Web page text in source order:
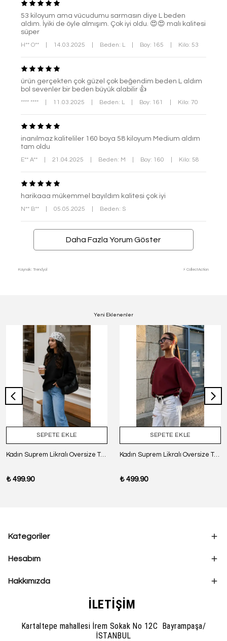
53 kiloyum ama vücudumu sarmasın diye L beden
aldım. İyiki de öyle almışım. Çok iyi oldu. 😍😍 malı kalitesi
süper
H** O** 14.03.2025 Beden: L Boy: 165 Kilo: 53
ürün gerçekten çok güzel çok beğendim beden L aldım
bol sevenler bir beden büyük alabilir 👍
**** **** 11.03.2025 Beden: L Boy: 161 Kilo: 70
inanılmaz kaliteliler 160 boya 58 kiloyum Medium aldım
tam oldu
E** A** 21.04.2025 Beden: M Boy: 160 Kilo: 58
harikaaa mükemmel bayıldım kalitesi çok iyi
N** B** 05.05.2025 Beden: S
Daha Fazla Yorum Göster
Kaynak: Trendyol ⚡ CollectAction
Yeni Eklenenler
SEPETE EKLE
Kadın Suprem Likralı Oversize T-Shirt - SİYAH
₺ 499.90
SEPETE EKLE
Kadın Suprem Likralı Oversize T-Shirt - BORDO
₺ 499.90
Kategoriler
Hesabım
Hakkımızda
İLETİŞİM
Kartaltepe mahallesi İrem Sokak No 12C Bayrampaşa/
İSTANBUL